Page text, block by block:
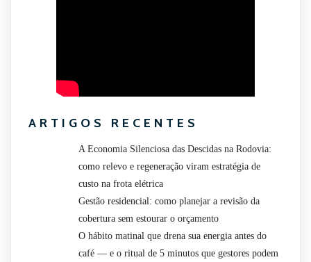
ARTIGOS RECENTES
A Economia Silenciosa das Descidas na Rodovia:
como relevo e regeneração viram estratégia de
custo na frota elétrica
Gestão residencial: como planejar a revisão da
cobertura sem estourar o orçamento
O hábito matinal que drena sua energia antes do
café — e o ritual de 5 minutos que gestores podem